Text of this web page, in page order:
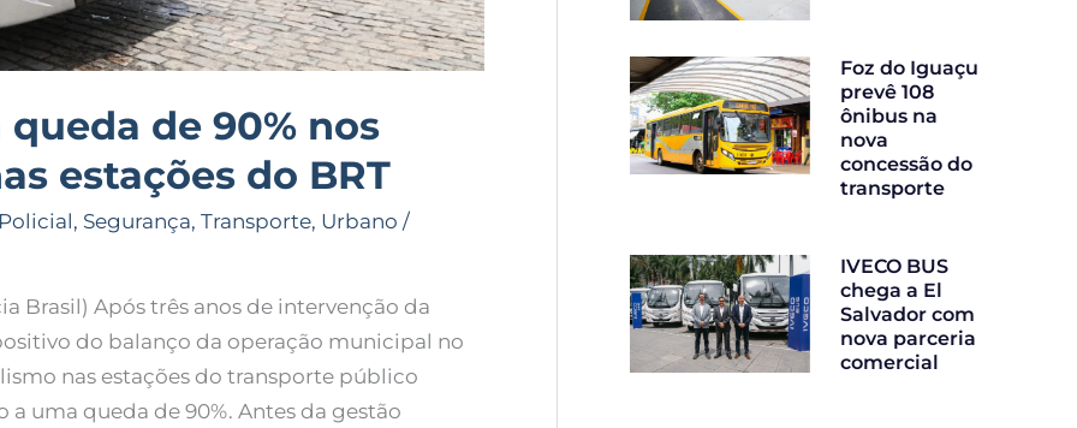
de 90% nos
estações do BRT
Policial, Segurança, Transporte, Urbano /
Brasil) Após três anos de intervenção da
do balanço da operação municipal no
nas estações do transporte público
uma queda de 90%. Antes da gestão
Foz do Iguaçu
prevê 108
ônibus na
nova
concessão do
transporte
IVECO BUS
chega a El
Salvador com
nova parceria
comercial